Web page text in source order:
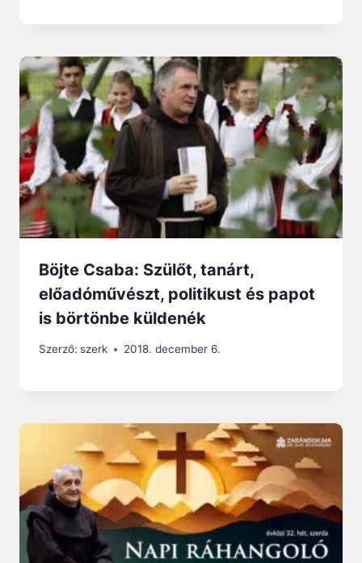
Böjte Csaba: Szülőt, tanárt,
előadóművészt, politikust és papot
is börtönbe küldenék
Szerző: szerk 2018. december 6.